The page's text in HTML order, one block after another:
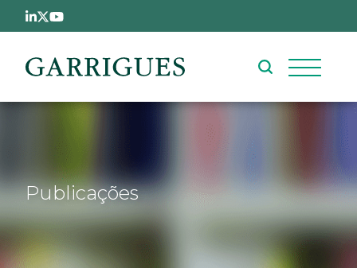
Passar para o conteúdo principal
Publicações